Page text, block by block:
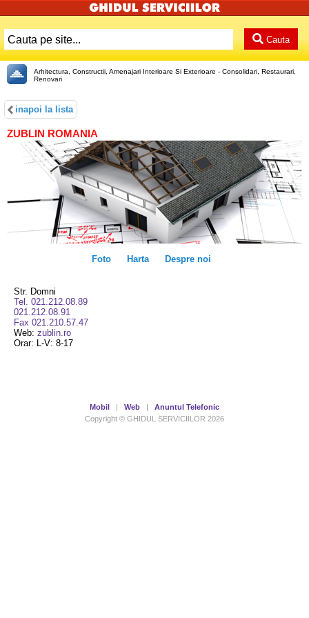
Cauta
Arhitectura, Constructii, Amenajari Interioare Si Exterioare - Consolidari, Restaurari,
Renovari
inapoi la lista
ZUBLIN ROMANIA
Foto Harta Despre noi
Str. Domni
Tel. 021.212.08.89
021.212.08.91
Fax 021.210.57.47
Web: zublin.ro
Orar: L-V: 8-17
Mobil | Web | Anuntul Telefonic
Copyright © GHIDUL SERVICIILOR 2026